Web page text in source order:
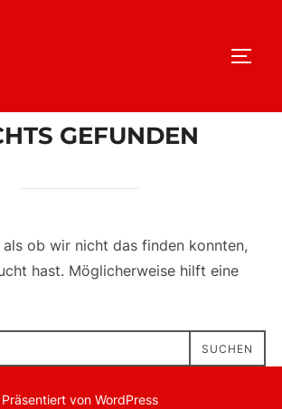
GEFUNDEN
als ob wir nicht das finden konnten,
hast. Möglicherweise hilft eine
SUCHEN
Präsentiert von WordPress